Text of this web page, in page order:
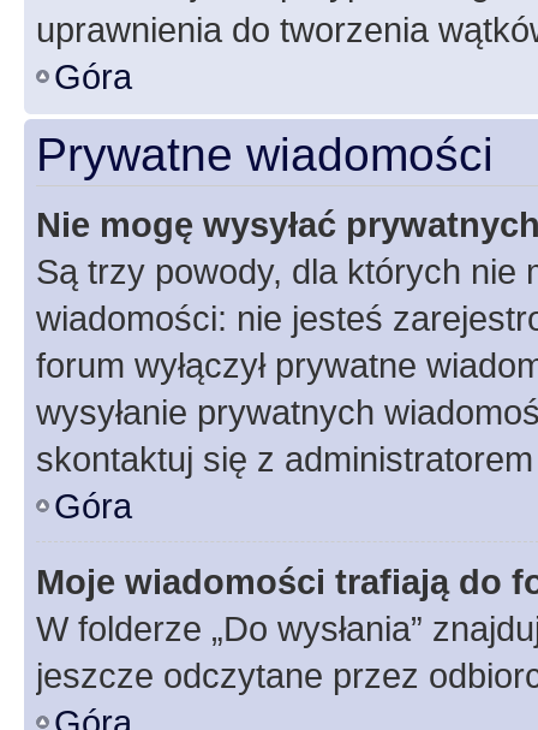
uprawnienia do tworzenia
Góra
Prywatne wiadomości
Nie mogę wysyłać
Są trzy powody, dla których nie
wiadomości: nie jesteś
forum wyłączył prywatne
wysyłanie prywatnych
skontaktuj się z
Góra
Moje wiadomości trafiają do
W folderze „Do wysłania”
jeszcze odczytane przez